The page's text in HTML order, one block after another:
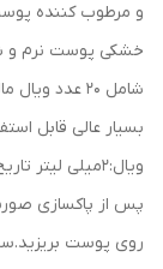
و مرطوب کننده
خشکی پوست نرم و
بسیار عالی قابل
پس از پاکسازی صورت